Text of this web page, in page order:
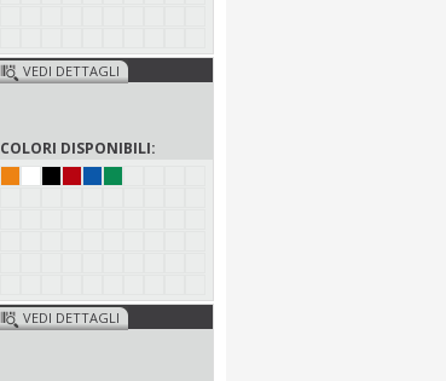
VEDI DETTAGLI
COLORI DISPONIBILI:
VEDI DETTAGLI